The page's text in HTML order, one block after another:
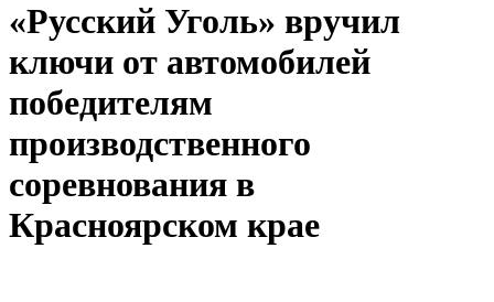
«Русский Уголь» вручил
ключи от автомобилей
победителям
производственного
соревнования в
Красноярском крае